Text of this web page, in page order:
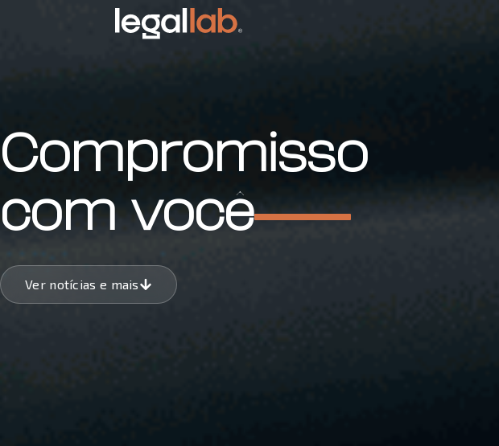
Compromisso
com você
Ver notícias e mais